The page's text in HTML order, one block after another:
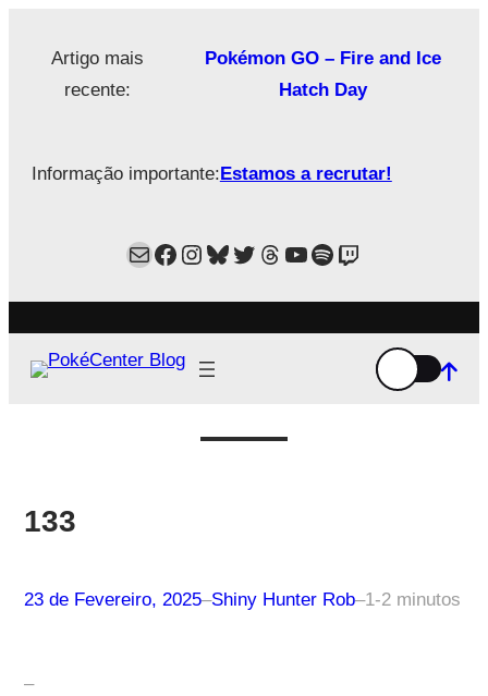
Artigo mais
recente:
Pokémon GO – Fire and Ice
Hatch Day
Informação importante:Estamos a recrutar!
MailFacebook
Instagram
Bluesky
Twitter
Estamos no Threads!
YouTube
Spotify
Twitch
133
23 de Fevereiro, 2025–Shiny Hunter Rob–1-2 minutos
–